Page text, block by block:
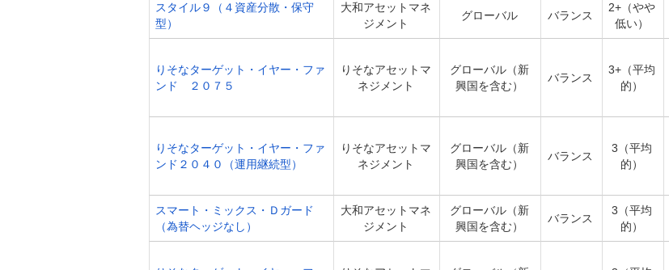
スタイル９（４資産分散・保守
型）
大和アセットマネ
ジメント
グローバル バランス
2+（やや
低い）
りそなターゲット・イヤー・ファ
ンド ２０７５
りそなアセットマ
ネジメント
グローバル（新
興国を含む）
バランス
3+（平均
的）
りそなターゲット・イヤー・ファ
ンド２０４０（運用継続型）
りそなアセットマ
ネジメント
グローバル（新
興国を含む）
バランス
3（平均
的）
スマート・ミックス・Ｄガード
（為替ヘッジなし）
大和アセットマネ
ジメント
グローバル（新
興国を含む）
バランス
3（平均
的）